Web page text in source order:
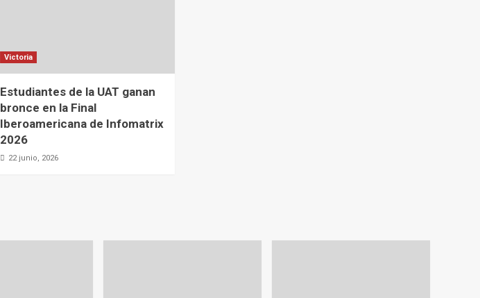
Victoria
Estudiantes de la UAT ganan
bronce en la Final
Iberoamericana de Infomatrix
2026
22 junio, 2026